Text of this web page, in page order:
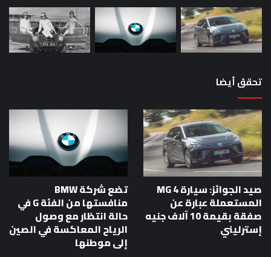
تحقق أيضا
صيد الجوائز: سيارة MG 4
المستعملة عبارة عن
صفقة بقيمة 10 آلاف جنيه
إسترليني
تضع شركة BMW
منافستها من الفئة G في
حالة انتظار مع وصول
الرياح المعاكسة في الصين
إلى موطنها